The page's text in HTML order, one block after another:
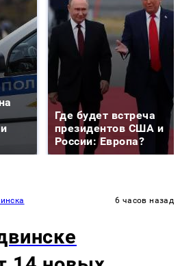
Где будет встреча
президентов США и
России: Европа?
6 часов назад